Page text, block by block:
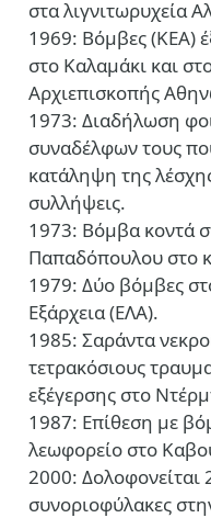
στα λιγνιτωρυχεία
1969: Βόμβες (ΚΕΑ)
στο Καλαμάκι και
Αρχιεπισκοπής
1973: Διαδήλωση
συναδέλφων τους
κατάληψη της
συλλήψεις.
1973: Βόμβα κοντά
Παπαδόπουλου στο
1979: Δύο βόμβες
Εξάρχεια (ΕΛΑ).
1985: Σαράντα
τετρακόσιους
εξέγερσης στο
1987: Επίθεση με
λεωφορείο στο
2000:
συνοριοφύλακες